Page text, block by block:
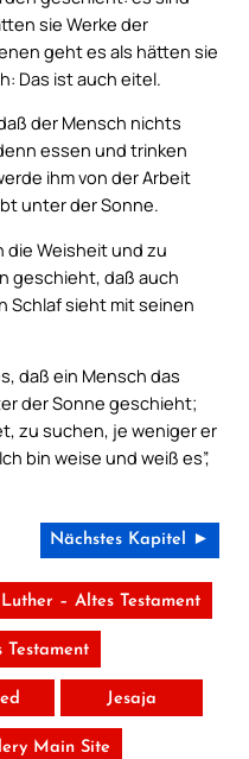
sie Werke der
geht es als hätten sie
Das ist auch eitel.
der Mensch nichts
essen und trinken
ihm von der Arbeit
unter der Sonne.
die Weisheit und zu
geschieht, daß auch
Schlaf sieht mit seinen
daß ein Mensch das
der Sonne geschieht;
zu suchen, je weniger er
bin weise und weiß es”,
Nächstes Kapitel ►
Luther – Altes Testament
Testament
Jesaja
Main Site